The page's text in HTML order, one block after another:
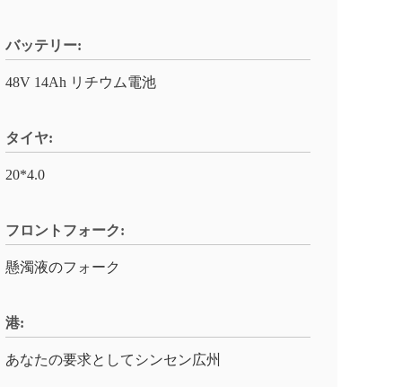
バッテリー:
48V 14Ah リチウム電池
タイヤ:
20*4.0
フロントフォーク:
懸濁液のフォーク
港:
あなたの要求としてシンセン広州